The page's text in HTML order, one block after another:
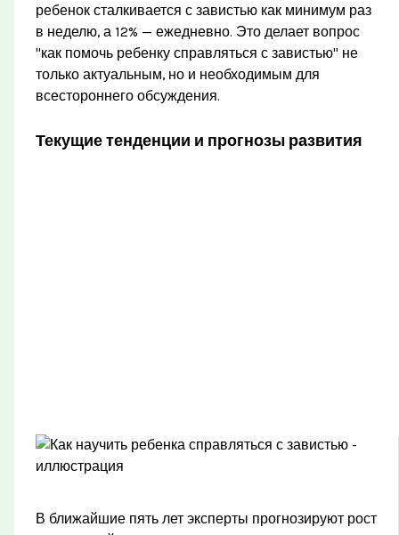
ребенок сталкивается с завистью как минимум раз
в неделю, а 12% — ежедневно. Это делает вопрос
"как помочь ребенку справляться с завистью" не
только актуальным, но и необходимым для
всестороннего обсуждения.
Текущие тенденции и прогнозы развития
В ближайшие пять лет эксперты прогнозируют рост